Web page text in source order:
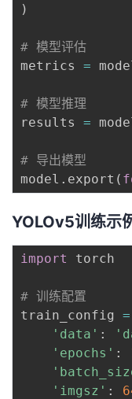
)
# 模型评估
metrics =
# 模型推理
results =
# 导出模型
model . export (
YOLOv5训练示
import torch
# 训练配置
train_config =
'data' :
'epochs' :
'imgsz' :